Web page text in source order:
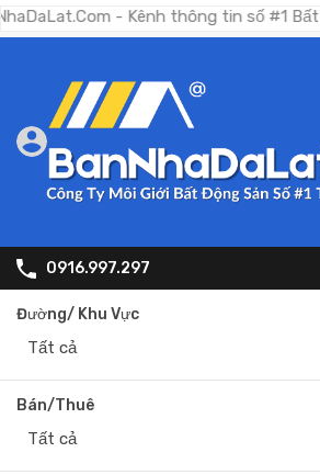
- Kênh thông tin số #1 Bất
0916.997.297
Đường/ Khu Vực
Tất cả
Bán/Thuê
Tất cả